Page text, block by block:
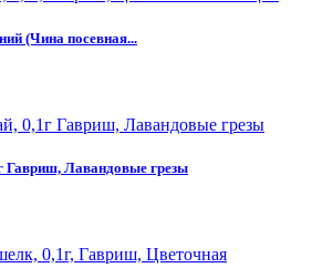
(Чина посевная...
Лавандовые грезы